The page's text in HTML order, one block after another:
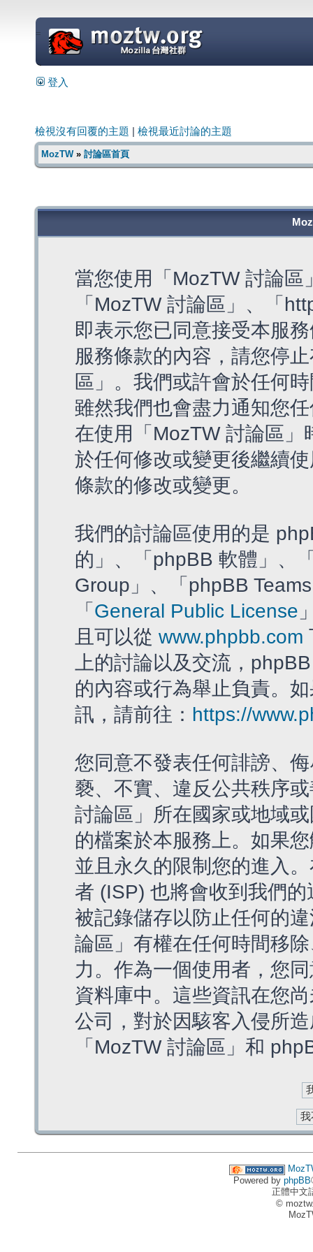
=
登入
檢視沒有回覆的主題 檢視最近討論的主題
MozTW» 討論區首頁
當您使用「MozTW 討論
「MozTW 討論區」、「
即表示您已同意接受本服
服務條款的內容，請您停
區」。我們或許會於任何
雖然我們也會盡力通知您
在使用「MozTW 討論區
於任何修改或變更後繼續
條款的修改或變更。
我們的討論區使用的是
的」、「phpBB 軟體」、
Group」、「phpBB
「 General Public License
且可以從 www.phpbb.com
上的討論以及交流，
的內容或行為舉止負責。
訊，請前往： https://
您同意不發表任何誹謗、
褻、不實、違反公共秩序
討論區」所在國家或地域
的檔案於本服務上。如果
並且永久的限制您的進入
者 (ISP) 也將會收到我們
被記錄儲存以防止任何的
論區」有權在任何時間移
力。作為一個使用者，您
資料庫中。這些資訊在您
公司，對於因駭客入侵所
「MozTW 討論區」和
Powered by phpBB
正體中文
©